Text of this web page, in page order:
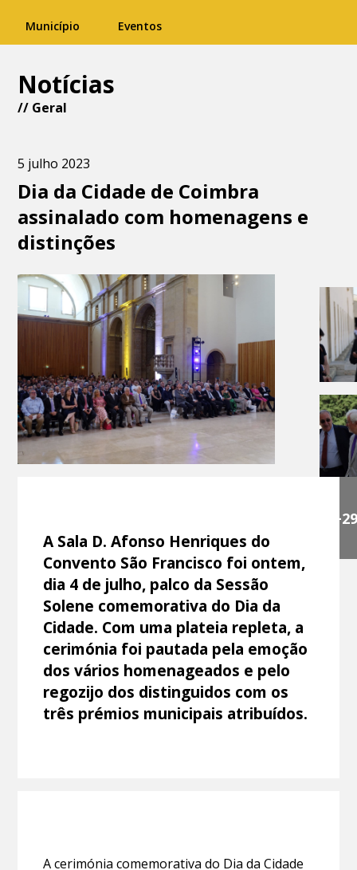
Município Eventos
Notícias
// Geral
5 julho 2023
Dia da Cidade de Coimbra
assinalado com homenagens e
distinções
+29
A Sala D. Afonso Henriques do
Convento São Francisco foi ontem,
dia 4 de julho, palco da Sessão
Solene comemorativa do Dia da
Cidade. Com uma plateia repleta, a
cerimónia foi pautada pela emoção
dos vários homenageados e pelo
regozijo dos distinguidos com os
três prémios municipais atribuídos.
A cerimónia comemorativa do Dia da Cidade